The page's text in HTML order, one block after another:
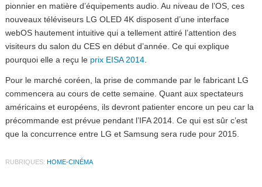
pionnier en matière d’équipements audio. Au niveau de l’OS, ces
nouveaux téléviseurs LG OLED 4K disposent d’une interface
webOS hautement intuitive qui a tellement attiré l’attention des
visiteurs du salon du CES en début d’année. Ce qui explique
pourquoi elle a reçu le prix EISA 2014.
Pour le marché coréen, la prise de commande par le fabricant LG
commencera au cours de cette semaine. Quant aux spectateurs
américains et européens, ils devront patienter encore un peu car la
précommande est prévue pendant l’IFA 2014. Ce qui est sûr c’est
que la concurrence entre LG et Samsung sera rude pour 2015.
RUBRIQUES: HOME-CINÉMA